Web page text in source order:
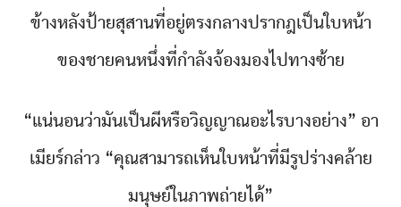
ข้างหลังป้ายสุสานที่อยู่ตรงกลางปรากฎเป็นใบหน้า
ของชายคนหนึ่งที่กำลังจ้องมองไปทางซ้าย
“แน่นอนว่ามันเป็นผีหรือวิญญาณอะไรบางอย่าง” อา
เมียร์กล่าว “คุณสามารถเห็นใบหน้าที่มีรูปร่างคล้าย
มนุษย์ในภาพถ่ายได้”